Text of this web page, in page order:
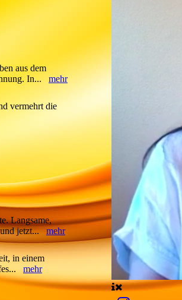
aus dem
In... mehr
vermehrt die
Langsame,
und jetzt...mehr
in einem
mehr